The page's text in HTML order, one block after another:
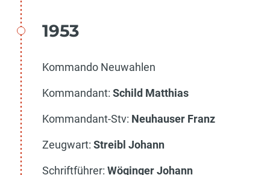
1953
Kommando Neuwahlen
Kommandant: Schild Matthias
Kommandant-Stv: Neuhauser Franz
Zeugwart: Streibl Johann
Schriftführer: Wöginger Johann